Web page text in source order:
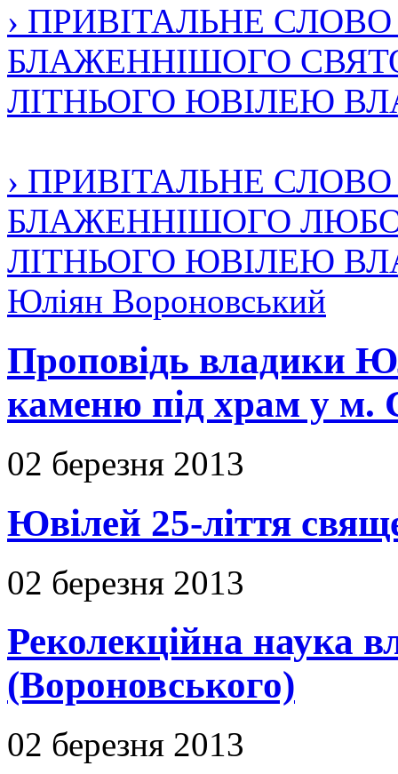
› ПРИВІТАЛЬНЕ
БЛАЖЕННІШОГО
ЛІТНЬОГО ЮВІЛЕЮ
› ПРИВІТАЛЬНЕ
БЛАЖЕННІШОГО
ЛІТНЬОГО ЮВІЛЕЮ
Юліян Вороновський
Проповідь владики
каменю під храм у м.
02 березня 2013
Ювілей 25-ліття
02 березня 2013
Реколекційна наука
(Вороновського)
02 березня 2013